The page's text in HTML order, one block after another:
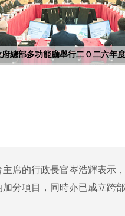
總部多功能廳舉行二０二六年度
席的行政長官岑浩輝表示
分項目，同時亦已成立跨